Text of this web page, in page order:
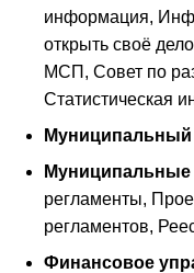
информация,
открыть своё
МСП, Совет по
Статистическая
Муниципальный
Муниципальные
регламенты,
регламентов,
Финансовое